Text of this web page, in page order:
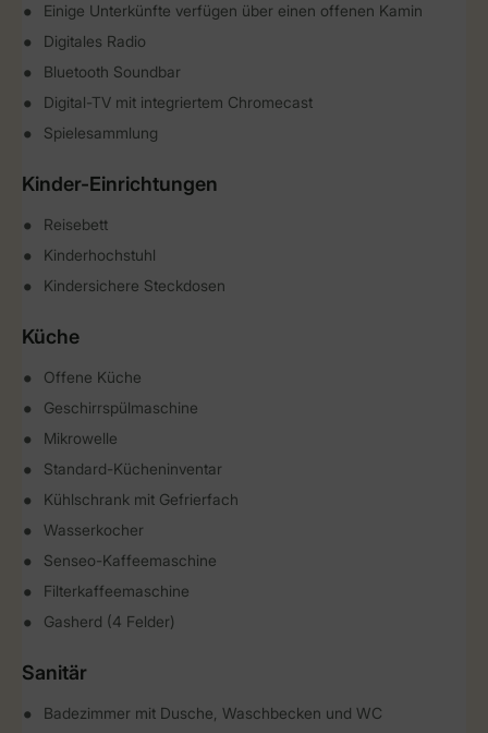
Einige Unterkünfte verfügen über einen offenen Kamin
Digitales Radio
Bluetooth Soundbar
Digital-TV mit integriertem Chromecast
Spielesammlung
Kinder-Einrichtungen
Reisebett
Kinderhochstuhl
Kindersichere Steckdosen
Küche
Offene Küche
Geschirrspülmaschine
Mikrowelle
Standard-Kücheninventar
Kühlschrank mit Gefrierfach
Wasserkocher
Senseo-Kaffeemaschine
Filterkaffeemaschine
Gasherd (4 Felder)
Sanitär
Badezimmer mit Dusche, Waschbecken und WC